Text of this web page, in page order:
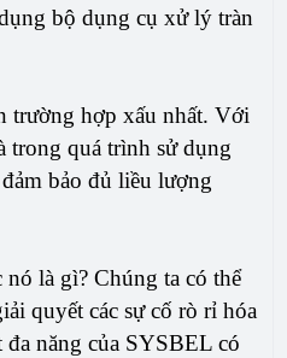
bộ dụng cụ xử lý tràn
trường hợp xấu nhất. Với
trong quá trình sử dụng
bảo đủ liều lượng
là gì? Chúng ta có thể
quyết các sự cố rò rỉ hóa
năng của SYSBEL có